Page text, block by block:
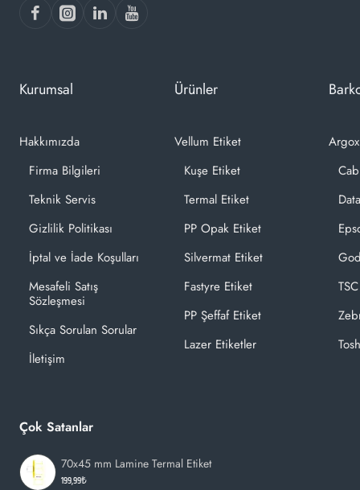
Kurumsal
Hakkımızda
Firma Bilgileri
Teknik Servis
Gizlilik Politikası
İptal ve İade Koşulları
Mesafeli Satış
Sözleşmesi
Sıkça Sorulan Sorular
İletişim
Ürünler
Vellum Etiket
Kuşe Etiket
Termal Etiket
PP Opak Etiket
Silvermat Etiket
Fastyre Etiket
PP Şeffaf Etiket
Lazer Etiketler
Çok Satanlar
70x45 mm Lamine Termal Etiket
199,99₺